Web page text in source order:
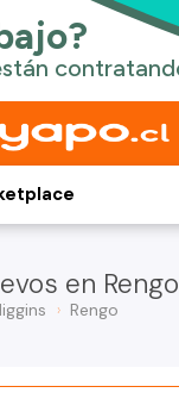
en Rengo
Rengo